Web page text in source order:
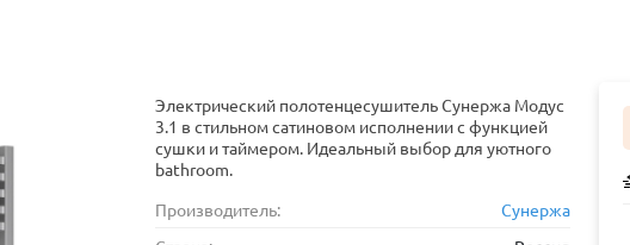
Электрический полотенцесушитель Сунержа Модус
3.1 в стильном сатиновом исполнении с функцией
сушки и таймером. Идеальный выбор для уютного
bathroom.
Производитель:
Сунержа